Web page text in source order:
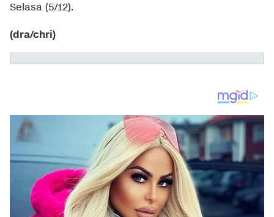
Selasa (5/12).
(dra/chri)